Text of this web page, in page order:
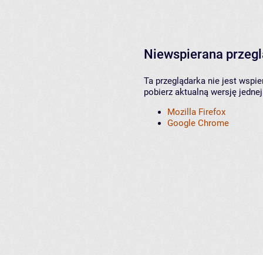
Niewspierana
Ta przeglądarka nie jest
pobierz aktualną wersję
Mozilla Firefox
Google Chrome